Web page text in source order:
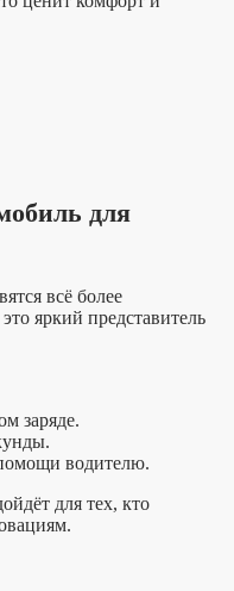
для
всё более
яркий представитель
заряде.
водителю.
для тех, кто